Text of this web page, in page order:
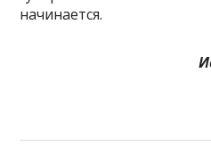
начинается.